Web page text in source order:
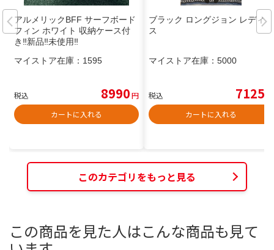
アルメリックBFF サーフボード
フィン ホワイト 収納ケース付
き‼️新品‼️未使用‼️
マイストア在庫： 1595
税込 8990円
カートに入れる
ブラック ロングジョン レディー
ス
マイストア在庫： 5000
税込 7125
カートに入れる
このカテゴリをもっと見る
この商品を見た人はこんな商品も見て